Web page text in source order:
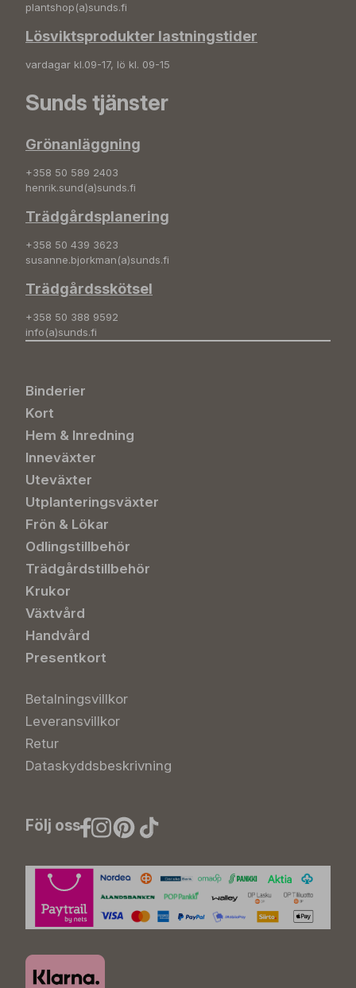
plantshop(a)sunds.fi
Lösviktsprodukter lastningstider
vardagar kl.09-17, lö kl. 09-15
Sunds tjänster
Grönanläggning
+358 50 589 2403
henrik.sund(a)sunds.fi
Trädgårdsplanering
+358 50 439 3623
susanne.bjorkman(a)sunds.fi
Trädgårdsskötsel
+358 50 388 9592
info(a)sunds.fi
Binderier
Kort
Hem & Inredning
Inneväxter
Uteväxter
Utplanteringsväxter
Frön & Lökar
Odlingstillbehör
Trädgårdstillbehör
Krukor
Växtvård
Handvård
Presentkort
Betalningsvillkor
Leveransvillkor
Retur
Dataskyddsbeskrivning
Följ oss